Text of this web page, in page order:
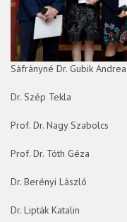
Sáfrányné Dr. Gubik Andrea
Dr. Szép Tekla
Prof. Dr. Nagy Szabolcs
Prof. Dr. Tóth Géza
Dr. Berényi László
Dr. Lipták Katalin